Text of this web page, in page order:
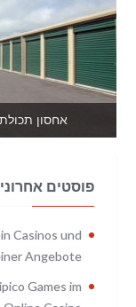
אחסון
פוסטים
Casinos und
Angebote
Games im